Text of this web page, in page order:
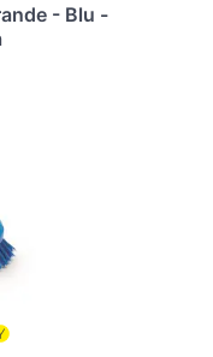
- Blu -